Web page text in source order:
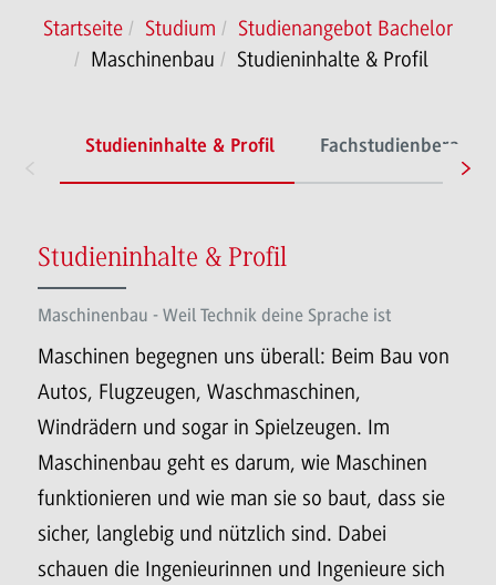
Startseite Studium
Studienangebot Bachelor
Maschinenbau
Studieninhalte & Profil
Studieninhalte & Profil Fachstudienberatung
Studieninhalte & Profil
Maschinenbau - Weil Technik deine Sprache ist
Maschinen begegnen uns überall: Beim Bau von
Autos, Flugzeugen, Waschmaschinen,
Windrädern und sogar in Spielzeugen. Im
Maschinenbau geht es darum, wie Maschinen
funktionieren und wie man sie so baut, dass sie
sicher, langlebig und nützlich sind. Dabei
schauen die Ingenieurinnen und Ingenieure sich